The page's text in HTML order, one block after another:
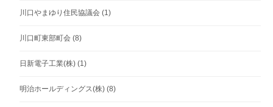
川口やまゆり住民協議会 (1)
川口町東部町会 (8)
日新電子工業(株) (1)
明治ホールディングス(株) (8)